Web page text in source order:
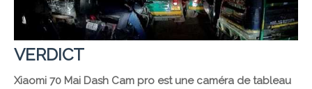
VERDICT
Xiaomi 70 Mai Dash Cam pro est une caméra de tableau